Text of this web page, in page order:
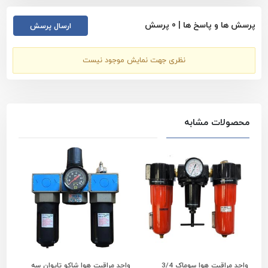
پرسش ها و پاسخ ها | 0 پرسش ارسال پرسش
نظری جهت نمایش موجود نیست
محصولات مشابه
واحد مراقبت هوا سوماک 3/4
واحد مراقبت هوا شاکو تایوان سه